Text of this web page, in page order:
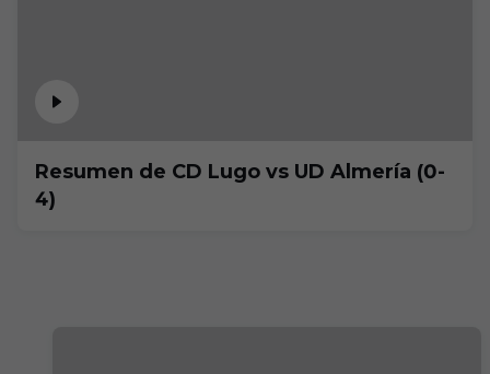
Resumen de CD Lugo vs UD Almería (0-
4)